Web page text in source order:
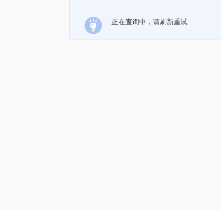
正在查询中，请刷新重试